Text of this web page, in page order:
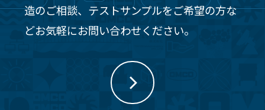
造のご相談、テストサンプルをご希望の方な
どお気軽にお問い合わせください。